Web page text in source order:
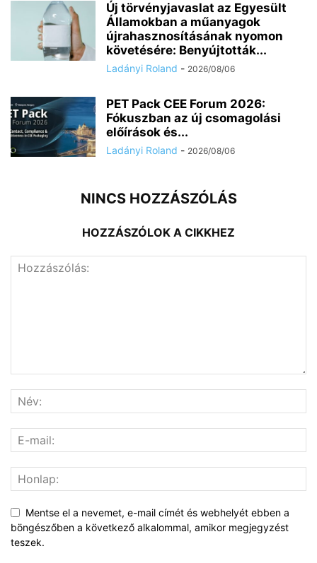
Új törvényjavaslat az Egyesült
Államokban a műanyagok
újrahasznosításának nyomon
követésére: Benyújtották...
Ladányi Roland - 2026/08/06
PET Pack CEE Forum 2026:
Fókuszban az új csomagolási
előírások és...
Ladányi Roland - 2026/08/06
NINCS HOZZÁSZÓLÁS
HOZZÁSZÓLOK A CIKKHEZ
Mentse el a nevemet, e-mail címét és webhelyét ebben a
böngészőben a következő alkalommal, amikor megjegyzést
teszek.